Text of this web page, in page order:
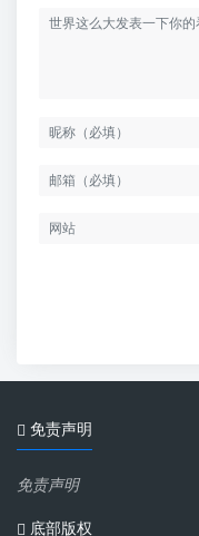
免责声明
免责声明
底部版权